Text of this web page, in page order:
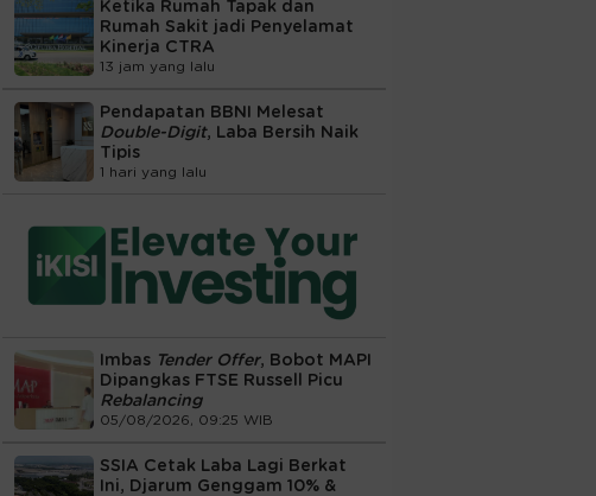
Ketika Rumah Tapak dan
Rumah Sakit jadi Penyelamat
Kinerja CTRA
13 jam yang lalu
Pendapatan BBNI Melesat
Double-Digit, Laba Bersih Naik
Tipis
1 hari yang lalu
Imbas Tender Offer, Bobot MAPI
Dipangkas FTSE Russell Picu
Rebalancing
05/08/2026, 09:25 WIB
SSIA Cetak Laba Lagi Berkat
Ini, Djarum Genggam 10% &